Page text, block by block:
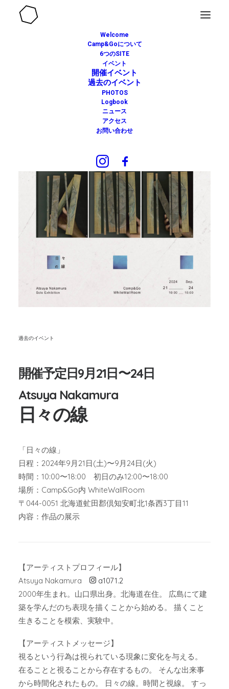
Welcome
Camp&Goについて
6つのSITE
イベント
開催イベント
過去のイベント
PHOTOS
Logbook
ニュース
アクセス
お問い合わせ
過去のイベント
開催予定日9月21日〜24日
Atsuya Nakamura
日々の線
「日々の線」
日程：2024年9月21日(土)〜9月24日(火)
時間：10:00〜18:00 初日のみ12:00〜18:00
場所：Camp&Go内 WhiteWallRoom
〒044-0051 北海道虻田郡倶知安町北1条西3丁目11
内容：作品の展示
【アーティストプロフィール】
Atsuya Nakamura
a1071.2
2000年生まれ。山口県出身。北海道在住。 広島にて建
築を学んだのち表現を描くことから始める。 描くこと
生きることを模索、実験中。
【アーティストメッセージ】
視るという行為は視られている現象に変化を与える。
在ることと視ることから存在するもの。 そんな出来事
から時間化されたもの。 日々の線。時間と視線。 すっ